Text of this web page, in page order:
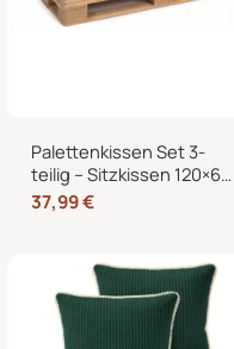
Palettenkissen Set 3-
teilig – Sitzkissen 120×60
cm + 2 Rückenkissen
60×40 cm für
37,99€